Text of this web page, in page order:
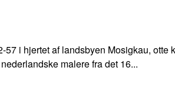
i hjertet af landsbyen Mosigkau,
malere fra det 16...